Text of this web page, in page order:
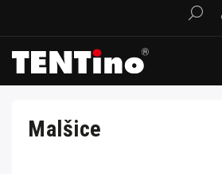
Malšice